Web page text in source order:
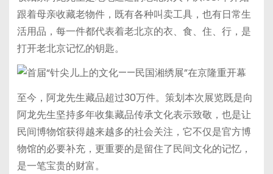
跟着母亲收藏老物件，既有各种叫卖工具，也有日常生
活用品，每一件都代表着老北京的衣、食、住、行，是
打开老北京记忆的钥匙。
至今，阿龙先生藏品超过30万件。策划本次展览既是向
阿龙先生坚持多年收集藏品传承文化表示致敬，也是让
民间博物馆获得越来越多的社会关注，它不仅是官方博
物馆的必要补充，更重要的是留住了民间文化的记忆，
是一笔宝贵的财富。